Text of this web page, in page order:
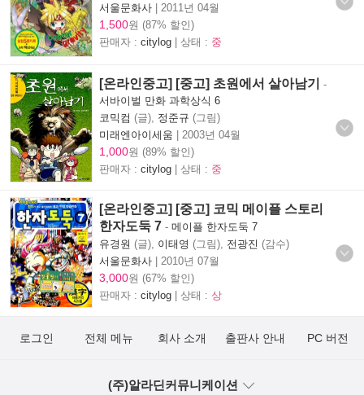
서울문화사 | 2011년 04월
1,500원 (87% 할인)
판매자 : citylog | 상태 : 중
[온라인중고] [중고] 초원에서 살아남기
-
서바이벌 만화 과학상식 6
코믹컴 (글), 정준규 (그림)
미래엔아이세움 | 2003년 04월
1,000원 (89% 할인)
판매자 : citylog | 상태 : 중
[온라인중고] [중고] 코믹 메이플 스토리
한자도둑 7 - 메이플 한자도둑 7
유경원 (글), 이태영 (그림), 전광진 (감수)
서울문화사 | 2010년 07월
3,000원 (67% 할인)
판매자 : citylog | 상태 : 상
로그인 전체 메뉴 회사 소개 출판사 안내 PC 버전
(주)알라딘커뮤니케이션